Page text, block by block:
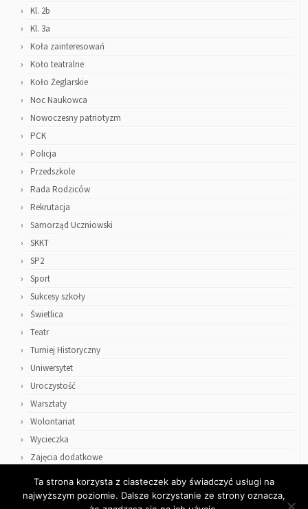
Kl. 2b
Kl. 3a
Koła zainteresowań
Koło teatralne
Koło Żeglarskie
Noc Naukowca
Nowoczesny patriotyzm
PCK
Policja
Przedszkole
Rada Rodziców
Rekrutacja
Samorząd Uczniowski
SKKT
SP2
Sport
Sukcesy szkoły
Świetlica
Teatr
Turniej Historyczny
Uniwersytet
Uroczystość
Warsztaty
Wolontariat
Wycieczka
Zajęcia dodatkowe
Ta strona korzysta z ciasteczek aby świadczyć usługi na
najwyższym poziomie. Dalsze korzystanie ze strony oznacza,